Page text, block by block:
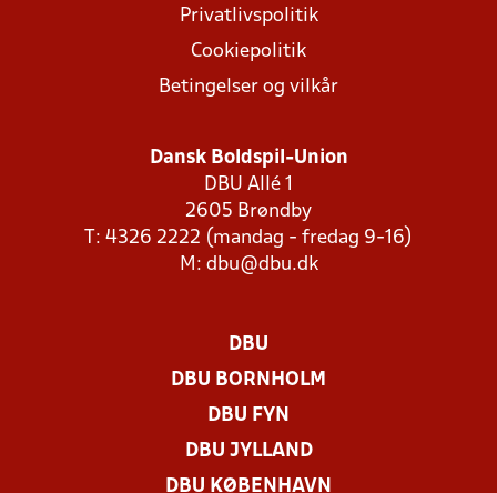
Privatlivspolitik
Cookiepolitik
Betingelser og vilkår
Dansk Boldspil-Union
DBU Allé 1
2605 Brøndby
T: 4326 2222 (mandag - fredag 9-16)
M: dbu@dbu.dk
DBU
DBU BORNHOLM
DBU FYN
DBU JYLLAND
DBU KØBENHAVN